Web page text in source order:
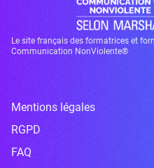
Le site français des formatrices et
Communication NonViolente®
Mentions légales
RGPD
FAQ